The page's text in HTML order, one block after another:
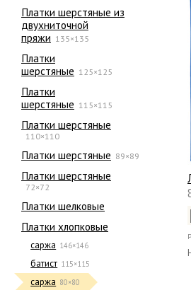
Платки шерстяные из
двухниточной
пряжи 135×135
Платки
шерстяные 125×125
Платки
шерстяные 115×115
Платки шерстяные
110×110
Платки шерстяные 89×89
Платки шерстяные
72×72
Платки шелковые
Платки хлопковые
саржа 146×146
батист 115×115
саржа 80×80